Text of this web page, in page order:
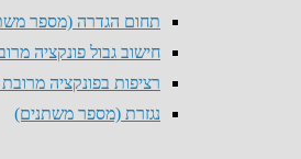
תחום הגדרה (מספר
חישוב גבול פונקציה
רציפות בפונקציה
נגזרת (מספר משתנים)